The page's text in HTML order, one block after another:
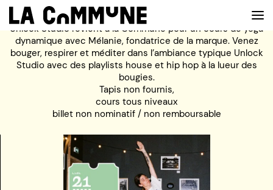
VOIR LA CARTE
CHEFS
PROG’
BAR
PRIVATISER
Unlock Studio revient à la Commune pour un cours de yoga
dynamique avec Mélanie, fondatrice de la marque. Venez
bouger, respirer et méditer dans l’ambiance typique Unlock
Studio avec des playlists house et hip hop à la lueur des
bougies.
Tapis non fournis,
cours tous niveaux
billet non nominatif / non remboursable